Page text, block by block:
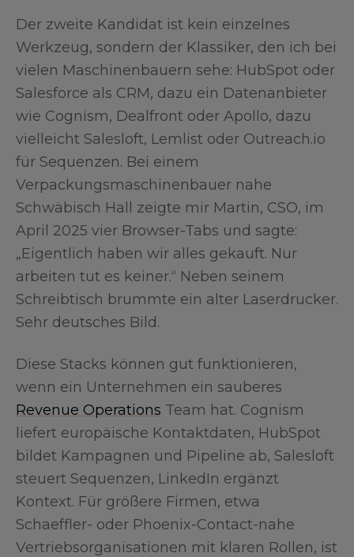
Der zweite Kandidat ist kein einzelnes
Werkzeug, sondern der Klassiker, den ich bei
vielen Maschinenbauern sehe: HubSpot oder
Salesforce als CRM, dazu ein Datenanbieter
wie Cognism, Dealfront oder Apollo, dazu
vielleicht Salesloft, Lemlist oder Outreach.io
für Sequenzen. Bei einem
Verpackungsmaschinenbauer nahe
Schwäbisch Hall zeigte mir Martin, CSO, im
April 2025 vier Browser-Tabs und sagte:
„Eigentlich haben wir alles gekauft. Nur
arbeiten tut es keiner.“ Neben seinem
Schreibtisch brummte ein alter Laserdrucker.
Sehr deutsches Bild.
Diese Stacks können gut funktionieren,
wenn ein Unternehmen ein sauberes
Revenue Operations Team hat. Cognism
liefert europäische Kontaktdaten, HubSpot
bildet Kampagnen und Pipeline ab, Salesloft
steuert Sequenzen, LinkedIn ergänzt
Kontext. Für größere Firmen, etwa
Schaeffler- oder Phoenix-Contact-nahe
Vertriebsorganisationen mit klaren Rollen, ist